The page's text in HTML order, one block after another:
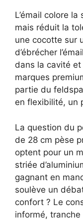
L’émail colore
mais réduit la
une cocotte sur
d’ébrécher
dans la cavité et
marques
partie du
en flexibilité, un
La question du
de 28 cm pèse
optent pour un
striée
gagnant en
soulève un
confort ? Le
informé,